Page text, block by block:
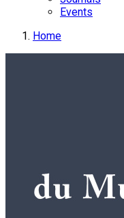
Events
Home